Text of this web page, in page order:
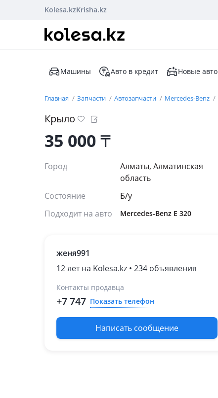
Kolesa.kzKrisha.kz
Машины Авто в кредит Новые авто
Главная Запчасти Автозапчасти Mercedes-Benz
Крыло
35 000₸
Город
Алматы, Алматинская
область
Состояние
Б/y
Подходит на авто
Mercedes-Benz E 320
женя991
12 лет на Kolesa.kz • 234 объявления
Контакты продавца
+7 747 Показать телефон
Написать сообщение